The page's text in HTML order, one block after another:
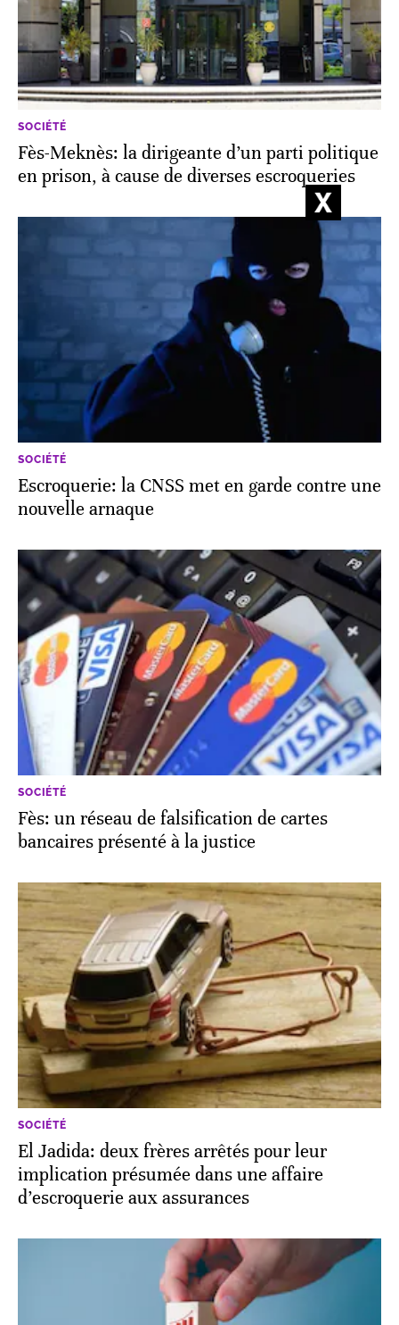
SOCIÉTÉ
Fès-Meknès: la dirigeante d’un parti politique
en prison, à cause de diverses escroqueries
SOCIÉTÉ
Escroquerie: la CNSS met en garde contre une
nouvelle arnaque
SOCIÉTÉ
Fès: un réseau de falsification de cartes
bancaires présenté à la justice
SOCIÉTÉ
El Jadida: deux frères arrêtés pour leur
implication présumée dans une affaire
d’escroquerie aux assurances